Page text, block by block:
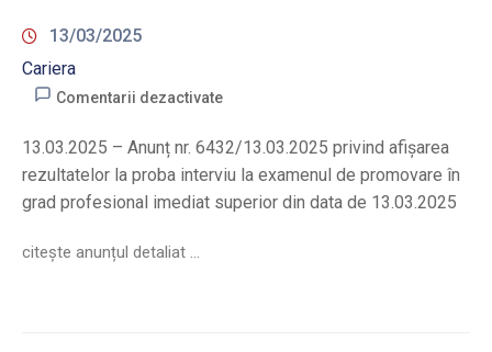
13/03/2025
Cariera
Comentarii dezactivate
13.03.2025 – Anunț nr. 6432/13.03.2025 privind afișarea
rezultatelor la proba interviu la examenul de promovare în
grad profesional imediat superior din data de 13.03.2025
citește anunțul detaliat …